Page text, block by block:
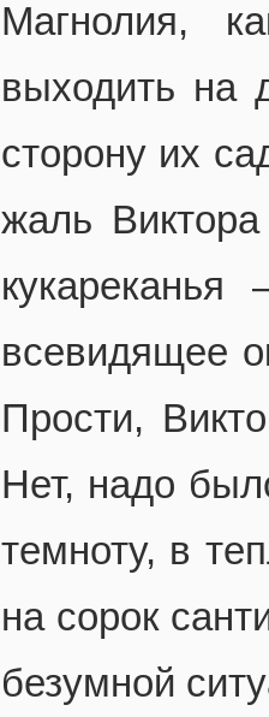
Магнолия,
выходить на
сторону их
жаль
всевидящее
Прости,
Нет, надо
темноту, в
на сорок
безумной